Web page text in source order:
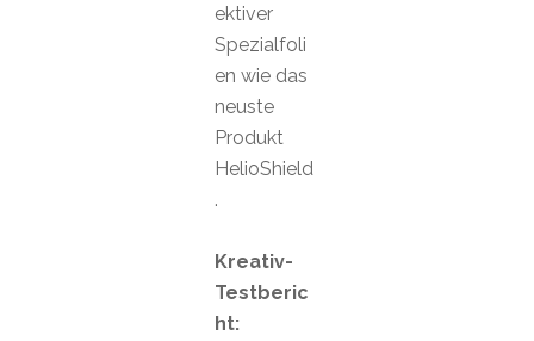
ektiver
Spezialfoli
en wie das
neuste
Produkt
HelioShield
.
Kreativ-
Testberic
ht: